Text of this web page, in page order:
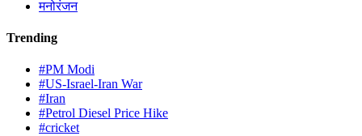
मनोरंजन
Trending
#PM Modi
#US-Israel-Iran War
#Iran
#Petrol Diesel Price Hike
#cricket